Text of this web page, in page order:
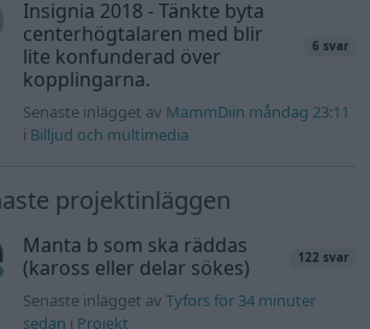
Insignia 2018 - Tänkte byta
centerhögtalaren med blir
lite konfunderad över
kopplingarna.
6 svar
Senaste inlägget av MammDiin måndag 23:11
i Billjud och multimedia
projektinläggen
Manta b som ska räddas
(kaross eller delar sökes)
122 svar
Senaste inlägget avTyfors för 34 minuter
sedan i Projekt